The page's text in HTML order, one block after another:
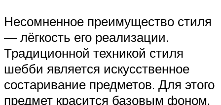
Несомненное преимущество стиля
— лёгкость его реализации.
Традиционной техникой стиля
шебби является искусственное
состаривание предметов. Для этого
предмет красится базовым фоном,